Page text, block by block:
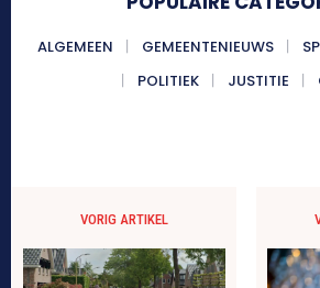
ALGEMEEN GEMEENTENIEUWS
POLITIEK
JUSTITIE
VORIG ARTIKEL